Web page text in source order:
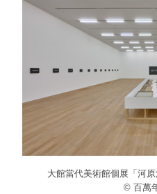
大館當代美術館個展「河
© 百萬